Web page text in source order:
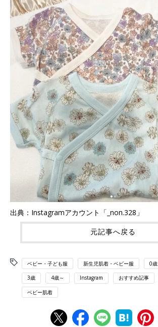
出典：Instagramアカウント「_non.328」
元記事へ戻る
ベビー・子ども服 新生児肌着・ベビー服 0歳
3歳 4歳～ Instagram おすすめ記事
ベビー肌着